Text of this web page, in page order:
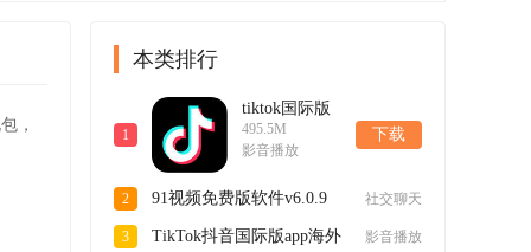
，
本类排行
1
tiktok国际版
短视频最新版
app41.1.1安卓
495.5M
影音播放
下载
2
91视频免费版软件v6.0.9
社交聊天
3
TikTok抖音国际版app海外
影音播放